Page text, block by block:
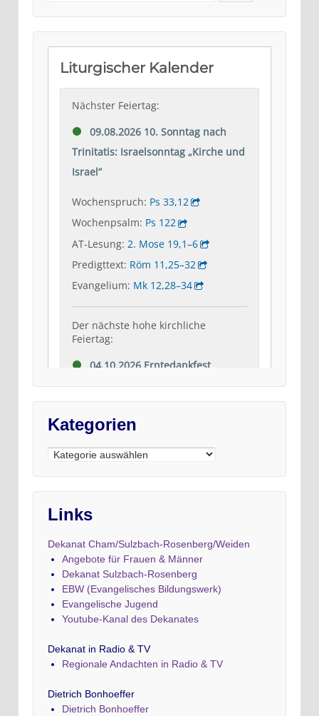
Kategorien
Kategorien
Links
Dekanat Cham/Sulzbach-Rosenberg/Weiden
Angebote für Frauen & Männer
Dekanat Sulzbach-Rosenberg
EBW (Evangelisches Bildungswerk)
Evangelische Jugend
Youtube-Kanal des Dekanates
Dekanat in Radio & TV
Regionale Andachten in Radio & TV
Dietrich Bonhoeffer
Dietrich Bonhoeffer